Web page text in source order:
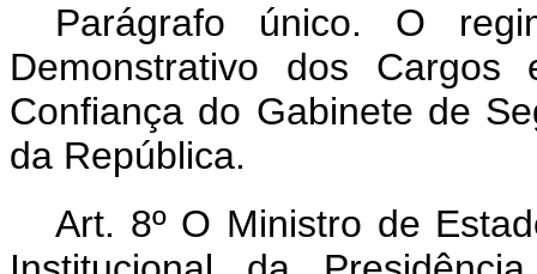
Parágrafo único. O
Demonstrativo dos
Confiança do Gabinete de
da República.
Art. 8º O Ministro de